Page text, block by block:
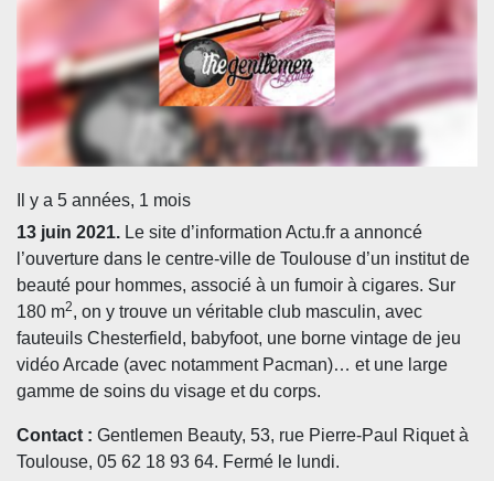
Il y a 5 années, 1 mois
13 juin 2021. Le site d’information Actu.fr a annoncé
’ouverture dans le centre-ville de Toulouse d’un institut de
beauté pour hommes, associé à un fumoir à cigares. Sur
180 m2, on y trouve un véritable club masculin, avec
fauteuils Chesterfield, babyfoot, une borne vintage de jeu
vidéo Arcade (avec notamment Pacman)… et une large
gamme de soins du visage et du corps.
Contact : Gentlemen Beauty, 53, rue Pierre-Paul Riquet à
Toulouse, 05 62 18 93 64. Fermé le lundi.